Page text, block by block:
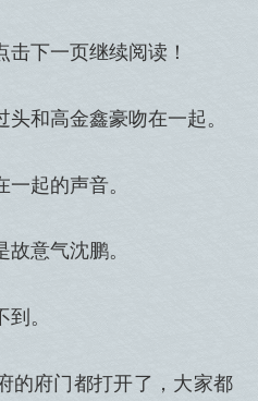
下一页继续阅读！
和高金鑫豪吻在一起。
起的声音。
意气沈鹏。
。
的府门都打开了，大家都